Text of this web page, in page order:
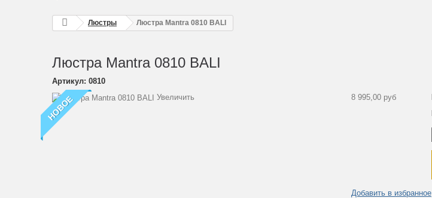
Люстры Люстра Mantra 0810 BALI
Люстра Mantra 0810 BALI
Артикул: 0810
НОВОЕ Увеличить 8 995,00 руб
Добавить в избранное